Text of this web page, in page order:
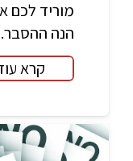
מוריד לכם
הנה ההסבר.
קרא